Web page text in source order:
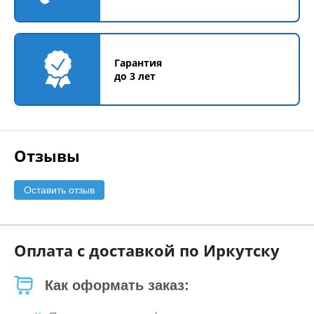
Гарантия
до 3 лет
Отзывы
Оставить отзыв
Оплата с доставкой по Иркутску
Как оформать заказ: